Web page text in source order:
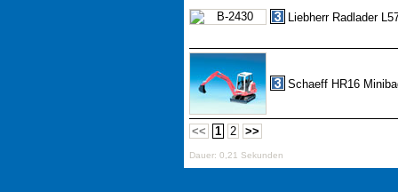
Liebherr Radlader
Schaeff HR16
<< 1 2 >>
Dauer: 0,21 Sekunden